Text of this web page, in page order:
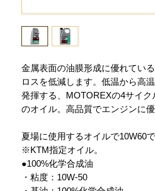
金属表面の油膜形成に優れてい
ロスを低減します。低温から高
発揮する、MOTOREXの4サイ
のオイル。高品質でエンジンに優
夏場に使用するオイルで10W60
※KTM指定オイル。
●100%化学合成油
・粘度：10W‐50